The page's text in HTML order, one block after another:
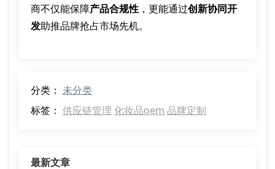
商不仅能保障产品合规性 ，更能通过创新协同开
发助推品牌抢占市场先机。
分类： 未分类
标签： 供应链管理 化妆品oem 品牌定制
最新文章